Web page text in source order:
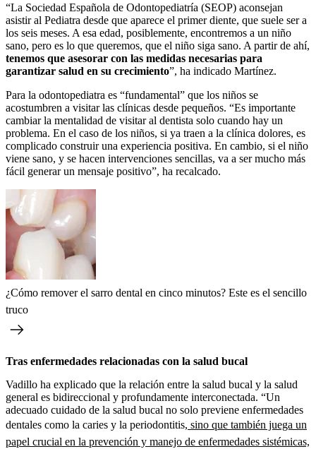
“La Sociedad Española de Odontopediatría (SEOP) aconsejan
asistir al Pediatra desde que aparece el primer diente, que suele ser a
los seis meses. A esa edad, posiblemente, encontremos a un niño
sano, pero es lo que queremos, que el niño siga sano. A partir de ahí,
tenemos que asesorar con las medidas necesarias para
garantizar salud en su crecimiento”, ha indicado Martínez.
Para la odontopediatra es “fundamental” que los niños se
acostumbren a visitar las clínicas desde pequeños. “Es importante
cambiar la mentalidad de visitar al dentista solo cuando hay un
problema. En el caso de los niños, si ya traen a la clínica dolores, es
complicado construir una experiencia positiva. En cambio, si el niño
viene sano, y se hacen intervenciones sencillas, va a ser mucho más
fácil generar un mensaje positivo”, ha recalcado.
¿Cómo remover el sarro dental en cinco minutos? Este es el sencillo
truco
Tras enfermedades relacionadas con la salud bucal
Vadillo ha explicado que la relación entre la salud bucal y la salud
general es bidireccional y profundamente interconectada. “Un
adecuado cuidado de la salud bucal no solo previene enfermedades
dentales como la caries y la periodontitis, sino que también juega un
papel crucial en la prevención y manejo de enfermedades sistémicas,